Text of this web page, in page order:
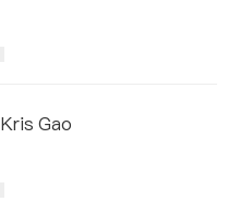
Kris Gao